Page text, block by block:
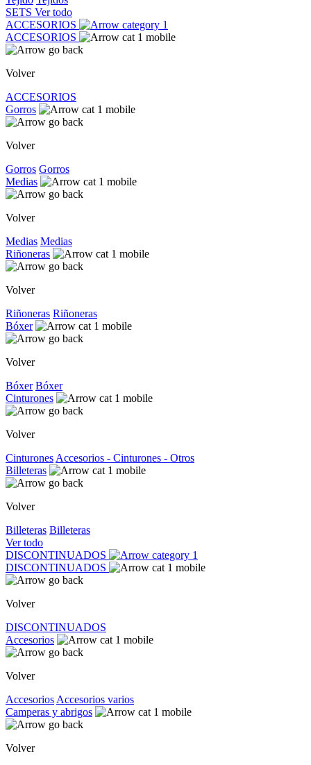
SETS Ver todo
ACCESORIOS
ACCESORIOS
Volver
ACCESORIOS
Gorros
Volver
Gorros Gorros
Medias
Volver
Medias Medias
Riñoneras
Volver
Riñoneras Riñoneras
Bóxer
Volver
Bóxer Bóxer
Cinturones
Volver
Cinturones Accesorios - Cinturones - Otros
Billeteras
Volver
Billeteras Billeteras
Ver todo
DISCONTINUADOS
DISCONTINUADOS
Volver
DISCONTINUADOS
Accesorios
Volver
Accesorios Accesorios varios
Camperas y abrigos
Volver